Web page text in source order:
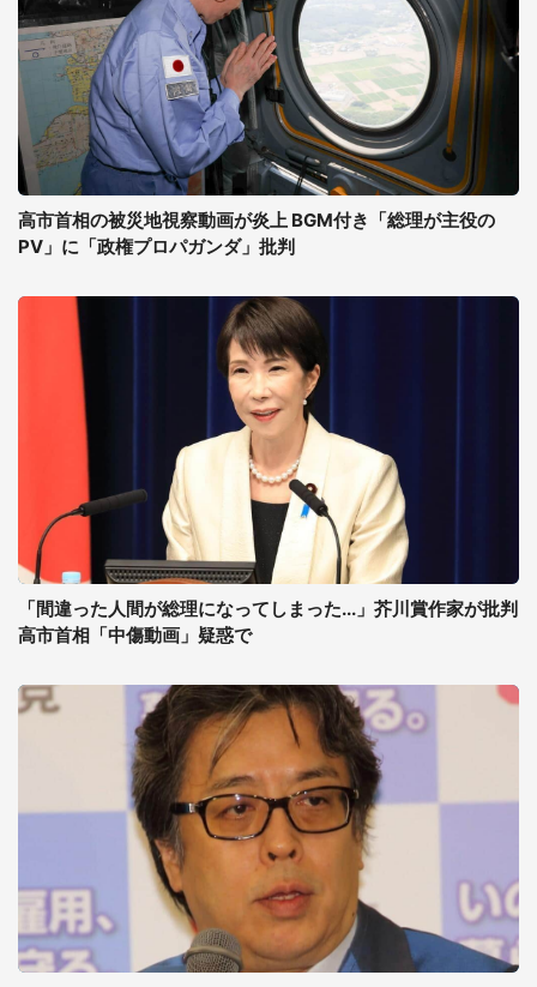
高市首相の被災地視察動画が炎上 BGM付き「総理が主役の
PV」に「政権プロパガンダ」批判
「間違った人間が総理になってしまった...」芥川賞作家が批判
高市首相「中傷動画」疑惑で